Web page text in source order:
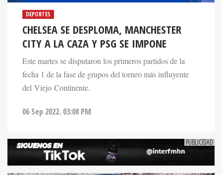
DEPORTES
CHELSEA SE DESPLOMA, MANCHESTER
CITY A LA CAZA Y PSG SE IMPONE
Este martes se disputaron los primeros partidos de la
fecha 1 de la fase de grupos del torneo más influyente
del Viejo Continente.
06 Sep 2022. 03:08 PM